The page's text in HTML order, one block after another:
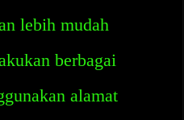
lebih mudah
berbagai
alamat